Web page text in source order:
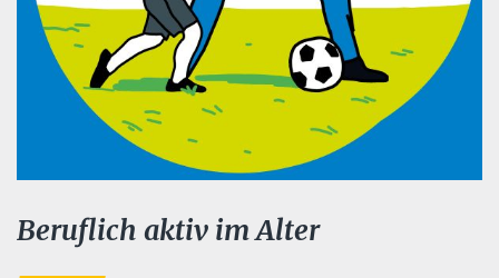
Beruflich aktiv im Alter